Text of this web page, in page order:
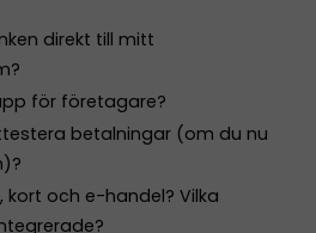
direkt till mitt
för företagare?
betalningar (om du nu
kort och e-handel? Vilka